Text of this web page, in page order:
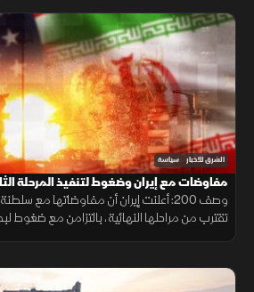
الشرق للأخبار سياسة
مفاوضات مع إيران وضغوط لتنفيذ المرحلة
وصف 200: أعلنت إيران أن مفاوضاتها مع
تقترب من مراحلها النهائية، بالتزامن مع ضغوط